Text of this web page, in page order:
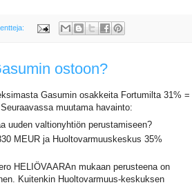
ostoon?
Gasumin osakkeita Fortumilta 31% =
muutama havainto:
uuden valtionyhtiön perustamiseen?
MEUR ja Huoltovarmuuskeskus 35%
HELIÖVAARAn mukaan perusteena on
Kuitenkin Huoltovarmuus-keskuksen